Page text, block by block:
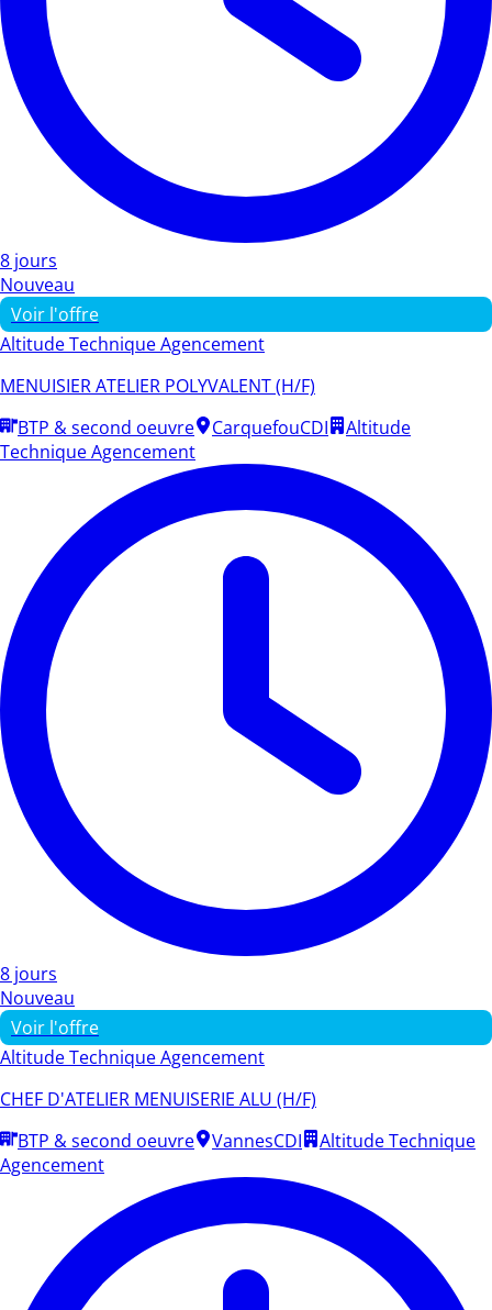
8 jours
Nouveau
Voir l'offre
Altitude Technique Agencement
MENUISIER ATELIER POLYVALENT (H/F)
BTP & second oeuvre
CarquefouCDI
Altitude
Technique Agencement
8 jours
Nouveau
Voir l'offre
Altitude Technique Agencement
CHEF D'ATELIER MENUISERIE ALU (H/F)
BTP & second oeuvre
VannesCDI
Altitude Technique
Agencement